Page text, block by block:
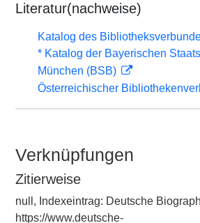
Literatur(nachweise)
Katalog des
* Katalog der Bayerischen
München (BSB)
Österreichischer
Verknüpfungen
Zitierweise
null, Indexeintrag: Deutsche
https://www.deutsche-